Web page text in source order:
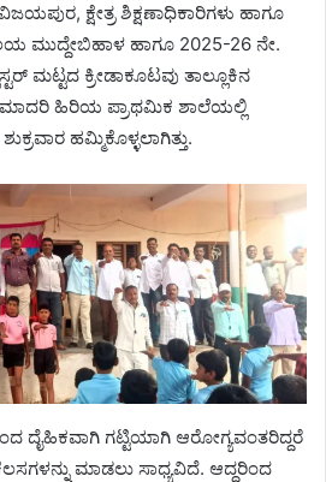
ಕ್ಷೇತ್ರ ಶಿಕ್ಷಣಾಧಿಕಾರಿಗಳು ಹಾಗೂ
ಮುದ್ದೇಬಿಹಾಳ ಹಾಗೂ 2025-26 ನೇ.
ಮಟ್ಟದ ಕ್ರೀಡಾಕೂಟವು ತಾಲ್ಲೂಕಿನ
ಮಾದರಿ ಹಿರಿಯ ಪ್ರಾಥಮಿಕ ಶಾಲೆಯಲ್ಲಿ
ಹಮ್ಮಿಕೊಳ್ಳಲಾಗಿತ್ತು.
ದೈಹಿಕವಾಗಿ ಗಟ್ಟಿಯಾಗಿ ಆರೋಗ್ಯವಂತರಿದ್ದರೆ
ಮಾಡಲು ಸಾಧ್ಯವಿದೆ. ಆದ್ದರಿಂದ